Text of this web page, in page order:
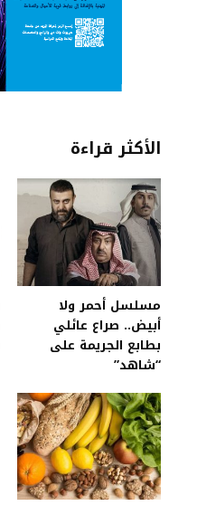
الأكثر قراءة
مسلسل أحمر ولا
أبيض.. صراع عائلي
بطابع الجريمة على
“شاهد”